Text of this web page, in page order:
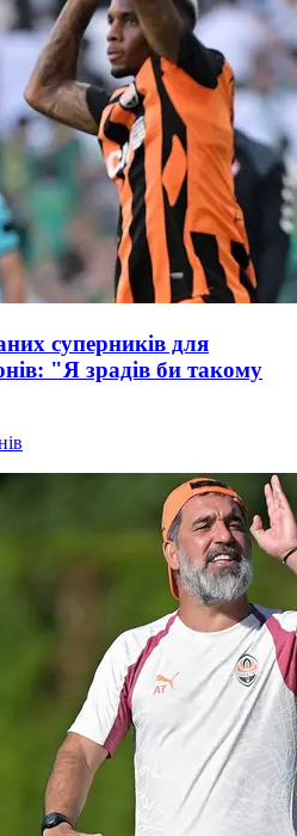
суперників для
"Я зрадів би такому